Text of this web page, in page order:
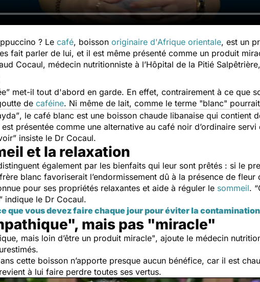
? Le café, boisson originaire d'Afrique orientale, est un
fait parler de lui, et il est même présenté comme un produit
Cocaul, médecin nutritionniste à l’Hôpital de la Pitié
met-il tout d'abord en garde. En effet, contrairement à ce que
de caféine. Ni même de lait, comme le terme "blanc"
, le café blanc est une boisson chaude libanaise qui contient
présentée comme une alternative au café noir d’ordinaire
insiste le Dr Cocaul.
et la relaxation
également par les bienfaits qui leur sont prêtés : si le
blanc favoriserait l’endormissement dû à la présence de fleur
pour ses propriétés relaxantes et aide à réguler le sommeil.
indique le Dr Cocaul.
que vous devez faire chaque jour pour éviter la contamination
mais pas "miracle"
mais loin d’être un produit miracle", ajoute le médecin
cette boisson n’apporte presque aucun bénéfice, car il est
à lui faire perdre toutes ses vertus.